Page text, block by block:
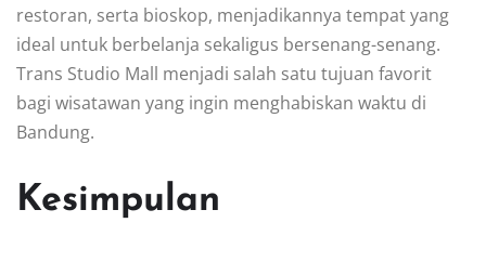
restoran, serta bioskop, menjadikannya tempat yang
ideal untuk berbelanja sekaligus bersenang-senang.
Trans Studio Mall menjadi salah satu tujuan favorit
bagi wisatawan yang ingin menghabiskan waktu di
Bandung.
Kesimpulan